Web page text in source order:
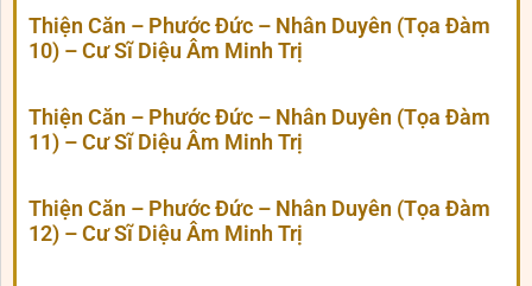
Thiện Căn – Phước Đức – Nhân Duyên (Tọa Đàm
10) – Cư Sĩ Diệu Âm Minh Trị
Thiện Căn – Phước Đức – Nhân Duyên (Tọa Đàm
11) – Cư Sĩ Diệu Âm Minh Trị
Thiện Căn – Phước Đức – Nhân Duyên (Tọa Đàm
12) – Cư Sĩ Diệu Âm Minh Trị